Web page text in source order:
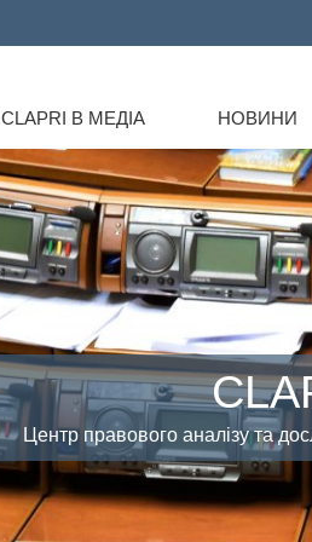
CLAPRI В МЕДІА НОВИНИ
Центр правового аналізу та